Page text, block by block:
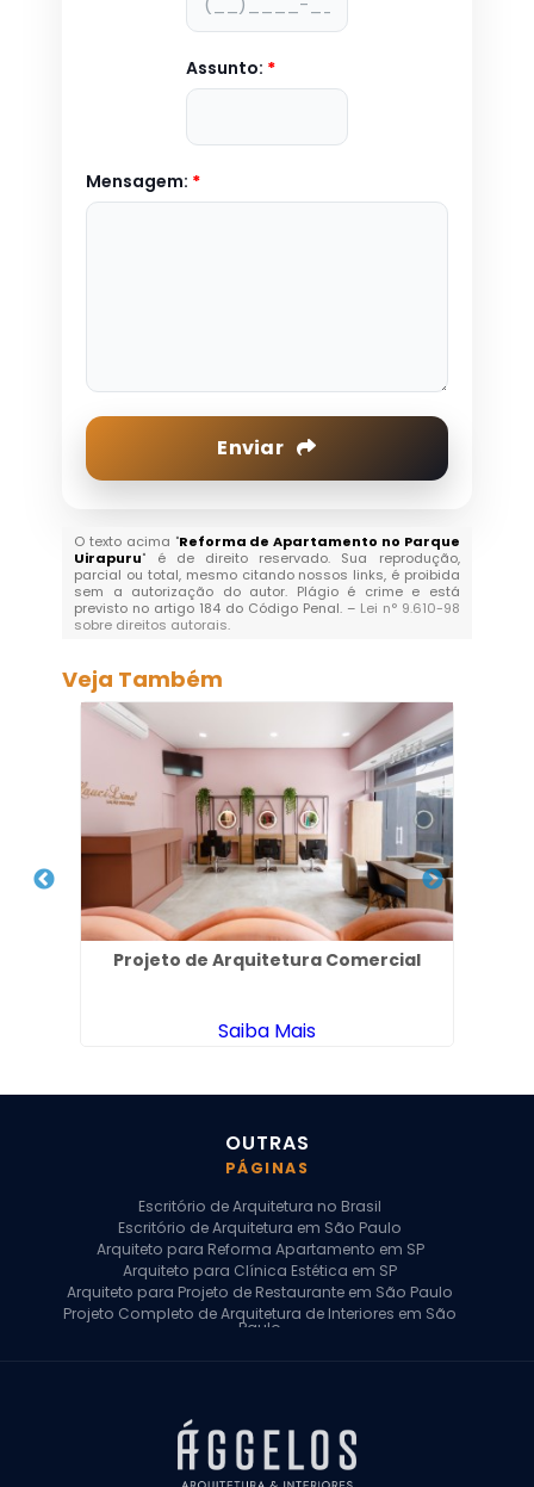
Assunto: *
Mensagem: *
Enviar
O texto acima "Reforma de Apartamento no Parque
Uirapuru" é de direito reservado. Sua reprodução,
parcial ou total, mesmo citando nossos links, é proibida
sem a autorização do autor. Plágio é crime e está
previsto no artigo 184 do Código Penal. – Lei n° 9.610-98
sobre direitos autorais.
Veja Também
Projeto de Arquitetura Comercial
Saiba Mais
OUTRAS
PÁGINAS
Escritório de Arquitetura no Brasil
Escritório de Arquitetura em São Paulo
Arquiteto para Reforma Apartamento em SP
Arquiteto para Clínica Estética em SP
Arquiteto para Projeto de Restaurante em São Paulo
Projeto Completo de Arquitetura de Interiores em São
Paulo
Arquiteto para Projeto Comercial em São Paulo
Arquiteto Comercial
Arquiteto para Reforma de Apartamento
Arquiteto para Reforma Residencial